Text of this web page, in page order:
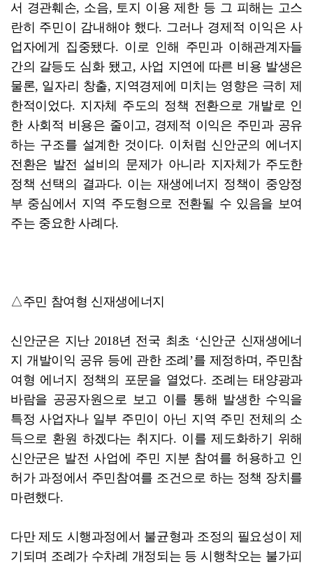
서 경관훼손, 소음, 토지 이용 제한 등 그 피해는 고스
란히 주민이 감내해야 했다. 그러나 경제적 이익은 사
업자에게 집중됐다. 이로 인해 주민과 이해관계자들
간의 갈등도 심화 됐고, 사업 지연에 따른 비용 발생은
물론, 일자리 창출, 지역경제에 미치는 영향은 극히 제
한적이었다. 지자체 주도의 정책 전환으로 개발로 인
한 사회적 비용은 줄이고, 경제적 이익은 주민과 공유
하는 구조를 설계한 것이다. 이처럼 신안군의 에너지
전환은 발전 설비의 문제가 아니라 지자체가 주도한
정책 선택의 결과다. 이는 재생에너지 정책이 중앙정
부 중심에서 지역 주도형으로 전환될 수 있음을 보여
주는 중요한 사례다.
△주민 참여형 신재생에너지
신안군은 지난 2018년 전국 최초 ‘신안군 신재생에너
지 개발이익 공유 등에 관한 조례’를 제정하며, 주민참
여형 에너지 정책의 포문을 열었다. 조례는 태양광과
바람을 공공자원으로 보고 이를 통해 발생한 수익을
특정 사업자나 일부 주민이 아닌 지역 주민 전체의 소
득으로 환원 하겠다는 취지다. 이를 제도화하기 위해
신안군은 발전 사업에 주민 지분 참여를 허용하고 인
허가 과정에서 주민참여를 조건으로 하는 정책 장치를
마련했다.
다만 제도 시행과정에서 불균형과 조정의 필요성이 제
기되며 조례가 수차례 개정되는 등 시행착오는 불가피